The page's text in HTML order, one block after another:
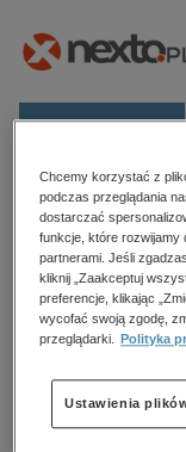
E-prasa
Kategorie
Zobacz wszystkie
biznesowe,
edukacja
Strona główna
Danuta Bula
Sortowanie
Chcemy korzystać z
podczas przeglądania
dostarczać
funkcje, które rozwijamy
partnerami. Jeśli
kliknij „Zaakceptuj
preferencje, klikając
wycofać swoją zgodę,
przeglądarki.
Polityka
Ustawienia